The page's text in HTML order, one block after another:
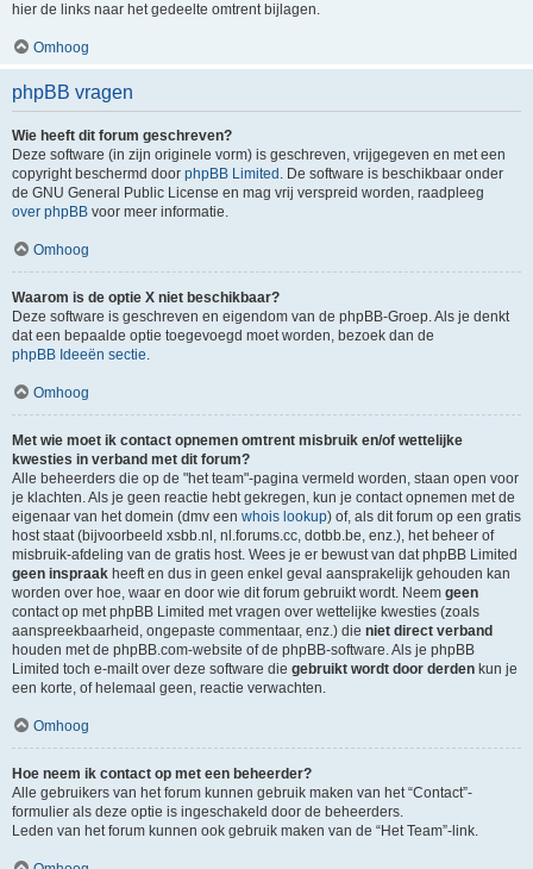
hier de links naar het gedeelte omtrent bijlagen.
Omhoog
phpBB vragen
Wie heeft dit forum geschreven?
Deze software (in zijn originele vorm) is geschreven, vrijgegeven en met een
copyright beschermd door phpBB Limited . De software is beschikbaar onder
de GNU General Public License en mag vrij verspreid worden, raadpleeg
over phpBB voor meer informatie.
Omhoog
Waarom is de optie X niet beschikbaar?
Deze software is geschreven en eigendom van de phpBB-Groep. Als je denkt
dat een bepaalde optie toegevoegd moet worden, bezoek dan de
phpBB Ideeën sectie.
Omhoog
Met wie moet ik contact opnemen omtrent misbruik en/of wettelijke
kwesties in verband met dit forum?
Alle beheerders die op de "het team"-pagina vermeld worden, staan open voor
je klachten. Als je geen reactie hebt gekregen, kun je contact opnemen met de
eigenaar van het domein (dmv een whois lookup) of, als dit forum op een gratis
host staat (bijvoorbeeld xsbb.nl, nl.forums.cc, dotbb.be, enz.), het beheer of
misbruik-afdeling van de gratis host. Wees je er bewust van dat phpBB Limited
geen inspraak heeft en dus in geen enkel geval aansprakelijk gehouden kan
worden over hoe, waar en door wie dit forum gebruikt wordt. Neem geen
contact op met phpBB Limited met vragen over wettelijke kwesties (zoals
aanspreekbaarheid, ongepaste commentaar, enz.) die niet direct verband
houden met de phpBB.com-website of de phpBB-software. Als je phpBB
Limited toch e-mailt over deze software die gebruikt wordt door derden kun je
een korte, of helemaal geen, reactie verwachten.
Omhoog
Hoe neem ik contact op met een beheerder?
Alle gebruikers van het forum kunnen gebruik maken van het “Contact”-
formulier als deze optie is ingeschakeld door de beheerders.
Leden van het forum kunnen ook gebruik maken van de “Het Team”-link.